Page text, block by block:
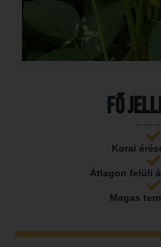
Fő
Korai
Átlagon felüli
Magas